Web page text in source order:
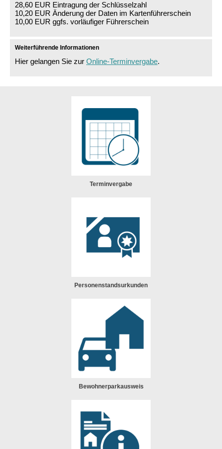
28,60 EUR Eintragung der Schlüsselzahl
10,20 EUR Änderung der Daten im Kartenführerschein
10,00 EUR ggfs. vorläufiger Führerschein
Weiterführende Informationen
Hier gelangen Sie zur Online-Terminvergabe.
Terminvergabe
Personenstandsurkunden
Bewohnerparkausweis